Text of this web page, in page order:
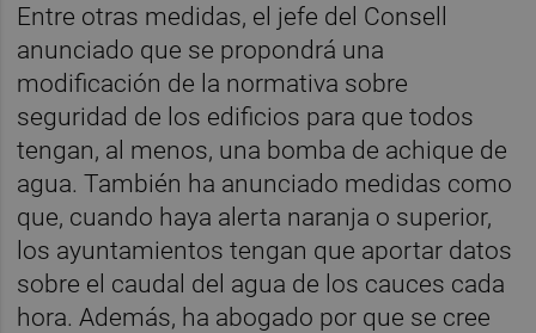
Entre otras medidas, el jefe del Consell
anunciado que se propondrá una
modificación de la normativa sobre
seguridad de los edificios para que todos
tengan, al menos, una bomba de achique de
agua. También ha anunciado medidas como
que, cuando haya alerta naranja o superior,
los ayuntamientos tengan que aportar datos
sobre el caudal del agua de los cauces cada
hora. Además, ha abogado por que se cree